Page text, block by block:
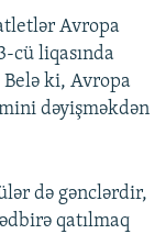
Avropa
cü liqasında
Belə ki, Avropa
dəyişməkdən
də gənclərdir,
qatılmaq